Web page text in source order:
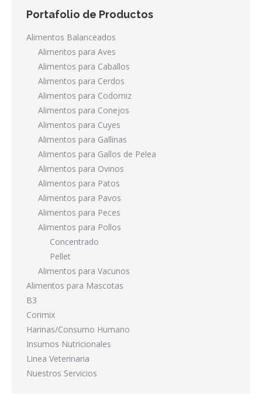
Portafolio de Productos
Alimentos Balanceados
Alimentos para Aves
Alimentos para Caballos
Alimentos para Cerdos
Alimentos para Codorniz
Alimentos para Conejos
Alimentos para Cuyes
Alimentos para Gallinas
Alimentos para Gallos de Pelea
Alimentos para Ovinos
Alimentos para Patos
Alimentos para Pavos
Alimentos para Peces
Alimentos para Pollos
Concentrado
Pellet
Alimentos para Vacunos
Alimentos para Mascotas
B3
Corimix
Harinas/Consumo Humano
Insumos Nutricionales
Linea Veterinaria
Nuestros Servicios